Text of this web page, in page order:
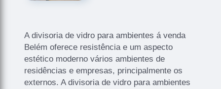
A divisoria de vidro para ambientes á venda
Belém oferece resistência e um aspecto
estético moderno vários ambientes de
residências e empresas, principalmente os
externos. A divisoria de vidro para ambientes